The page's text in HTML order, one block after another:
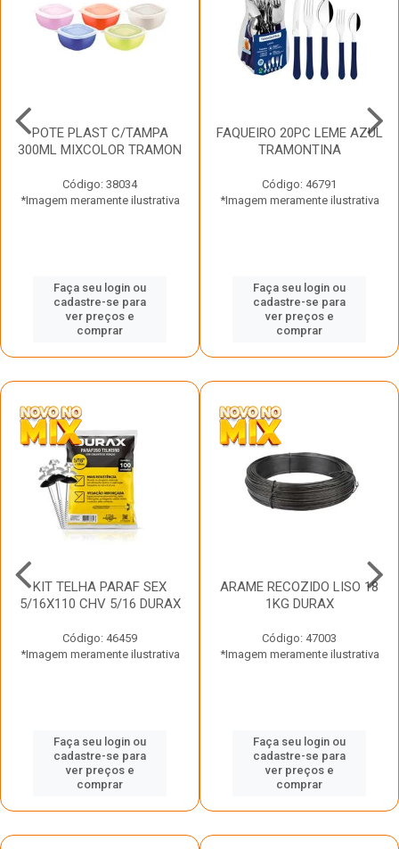
POTE PLAST C/TAMPA
300ML MIXCOLOR TRAMON
Código: 38034
*Imagem meramente ilustrativa
Faça seu login ou
cadastre-se para
ver preços e
comprar
FAQUEIRO 20PC LEME AZUL
TRAMONTINA
Código: 46791
*Imagem meramente ilustrativa
Faça seu login ou
cadastre-se para
ver preços e
comprar
KIT TELHA PARAF SEX
5/16X110 CHV 5/16 DURAX
Código: 46459
*Imagem meramente ilustrativa
Faça seu login ou
cadastre-se para
ver preços e
comprar
ARAME RECOZIDO LISO 18
1KG DURAX
Código: 47003
*Imagem meramente ilustrativa
Faça seu login ou
cadastre-se para
ver preços e
comprar